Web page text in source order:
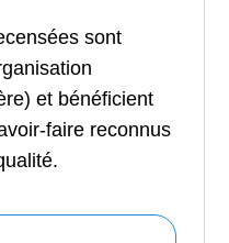
sont
et bénéficient
faire reconnus